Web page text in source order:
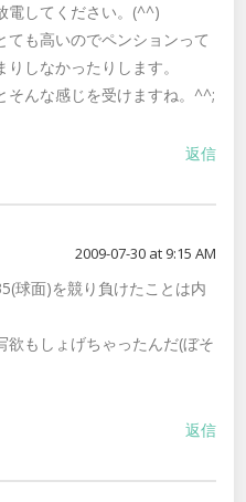
電してください。(^^)
ても高いのでペンションって
しなかったりします。
そんな感じを受けますね。^^;
返信
2009-07-30 at 9:15 AM
球面)を競り負けたことは内
欲もしょげちゃったんだ(ぼそ
返信